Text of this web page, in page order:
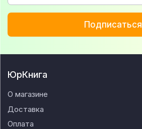
Подписаться
ЮрКнига
О магазине
Доставка
Оплата